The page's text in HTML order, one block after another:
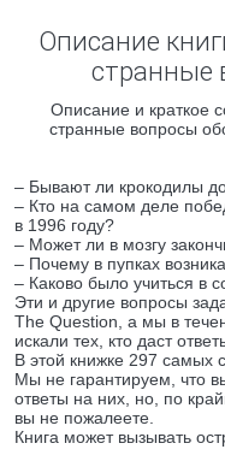
Описание
странные
Описание и краткое
странные вопросы
– Бывают ли крокодилы
– Кто на самом деле
в 1996 году?
– Может ли в мозгу
– Почему в пупках
– Каково было учиться в
Эти и другие вопросы
The Question, а мы в
искали тех, кто даст
В этой книжке 297 самых
Мы не гарантируем, что
ответы на них, но, по
вы не пожалеете.
Книга может вызывать